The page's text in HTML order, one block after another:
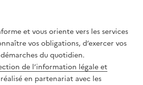
et vous oriente vers les services
vos obligations, d’exercer vos
du quotidien.
de l’information légale et
en partenariat avec les